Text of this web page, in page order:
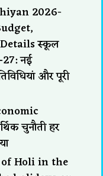
2026-
स्कूल
नई
और पूरी
चुनौती हर
Holi in the